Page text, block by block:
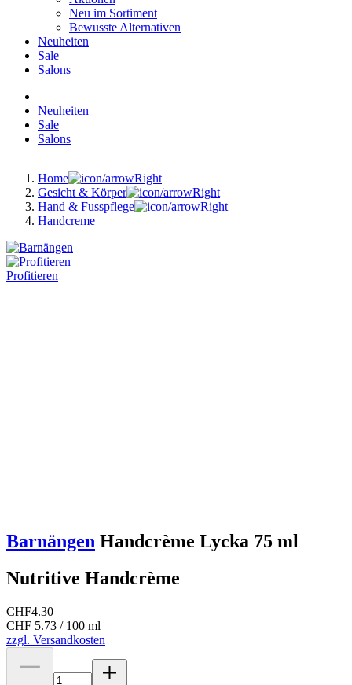
Neu im Sortiment
Bewusste Alternativen
Neuheiten
Sale
Salons
Neuheiten
Sale
Salons
Home
Gesicht & Körper
Hand & Fusspflege
Handcreme
Profitieren
Barnängen Handcrème Lycka 75 ml
Nutritive Handcrème
CHF4.30
CHF 5.73 / 100 ml
zzgl. Versandkosten